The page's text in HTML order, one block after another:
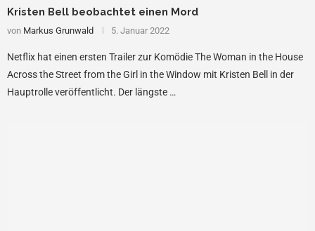
Kristen Bell beobachtet einen Mord
von Markus Grunwald 5. Januar 2022
Netflix hat einen ersten Trailer zur Komödie The Woman in the House
Across the Street from the Girl in the Window mit Kristen Bell in der
Hauptrolle veröffentlicht. Der längste …